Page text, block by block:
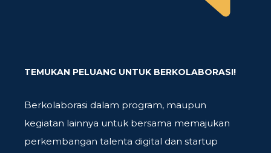
TEMUKAN PELUANG UNTUK BERKOLABORASI!
Berkolaborasi dalam program, maupun
kegiatan lainnya untuk bersama memajukan
perkembangan talenta digital dan startup